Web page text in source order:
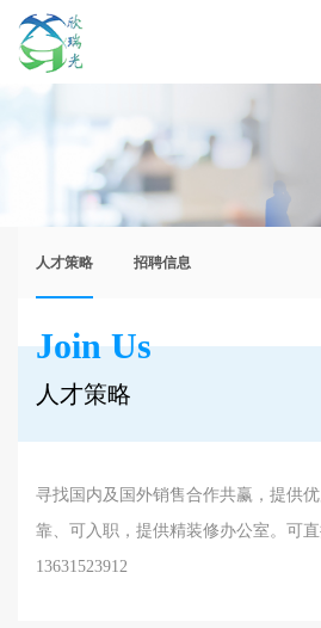
人才策略 招聘信息
Join Us
人才策略
寻找国内及国外销售合作共赢，提供
靠、可入职，提供精装修办公室。可直
13631523912